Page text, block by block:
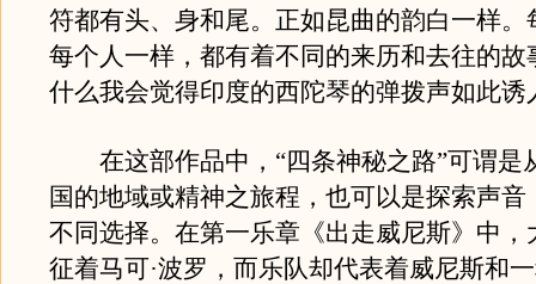
符都有头、身和尾。正如昆曲的韵白一样。
每个人一样，都有着不同的来历和去往的故
什么我会觉得印度的西陀琴的弹拨声如此诱
在这部作品中，“四条神秘之路”可谓是
国的地域或精神之旅程，也可以是探索声音
不同选择。在第一乐章《出走威尼斯》中，
征着马可·波罗，而乐队却代表着威尼斯和